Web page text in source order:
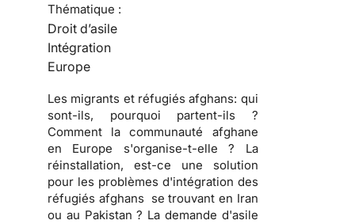
Thématique :
Droit d’asile
Intégration
Europe
Les migrants et réfugiés afghans: qui
sont-ils, pourquoi partent-ils ?
Comment la communauté afghane
en Europe s'organise-t-elle ? La
réinstallation, est-ce une solution
pour les problèmes d'intégration des
réfugiés afghans se trouvant en Iran
ou au Pakistan ? La demande d'asile